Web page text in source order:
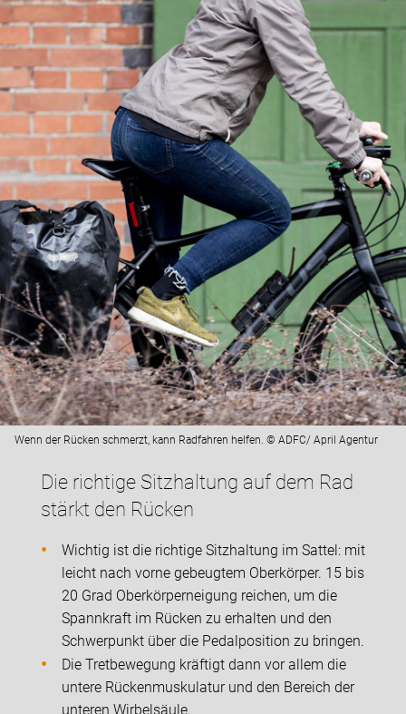
Wenn der Rücken schmerzt, kann Radfahren helfen. © ADFC/ April Agentur
Die richtige Sitzhaltung auf dem Rad
stärkt den Rücken
Wichtig ist die richtige Sitzhaltung im Sattel: mit
leicht nach vorne gebeugtem Oberkörper. 15 bis
20 Grad Oberkörperneigung reichen, um die
Spannkraft im Rücken zu erhalten und den
Schwerpunkt über die Pedalposition zu bringen.
Die Tretbewegung kräftigt dann vor allem die
untere Rückenmuskulatur und den Bereich der
unteren Wirbelsäule.